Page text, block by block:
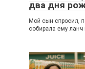
два дня
Мой сын спросил,
собирала ему ланч